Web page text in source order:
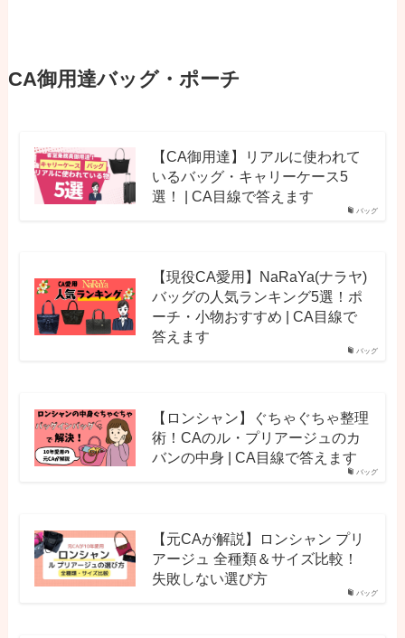
CA御用達バッグ・ポーチ
バッグ
【CA御用達】リアルに使われて
いるバッグ・キャリーケース5
選！ | CA目線で答えます
バッグ
【現役CA愛用】NaRaYa(ナラヤ)
バッグの人気ランキング5選！ポ
ーチ・小物おすすめ | CA目線で
答えます
バッグ
【ロンシャン】ぐちゃぐちゃ整理
術！CAのル・プリアージュのカ
バンの中身 | CA目線で答えます
バッグ
【元CAが解説】ロンシャン プリ
アージュ 全種類＆サイズ比較！
失敗しない選び方